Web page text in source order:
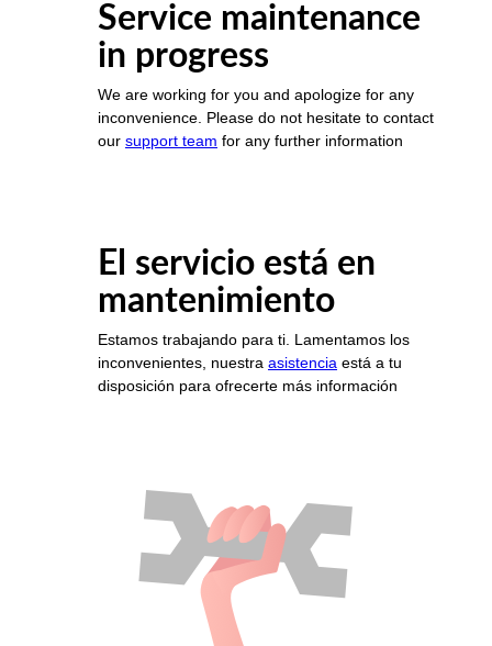
Service maintenance
in progress
We are working for you and apologize for any
inconvenience. Please do not hesitate to contact
our support team for any further information
El servicio está en
mantenimiento
Estamos trabajando para ti. Lamentamos los
inconvenientes, nuestra asistencia está a tu
disposición para ofrecerte más información